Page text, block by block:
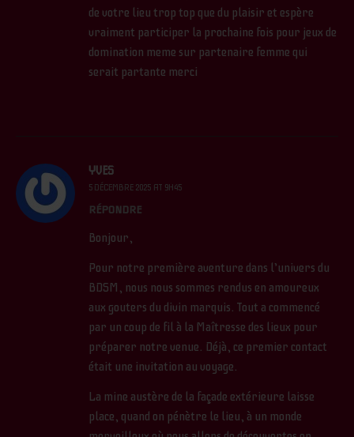
de votre lieu trop top que du plaisir et espère
vraiment participer la prochaine fois pour jeux de
domination meme sur partenaire femme qui
serait partante merci
YVES
5 DÉCEMBRE 2025 AT 9H45
RÉPONDRE
Bonjour,
Pour notre première aventure dans l’univers du
BDSM, nous nous sommes rendus en amoureux
aux gouters du divin marquis. Tout a commencé
par un coup de fil à la Maîtresse des lieux pour
préparer notre venue. Déjà, ce premier contact
était une invitation au voyage.
La mine austère de la façade extérieure laisse
place, quand on pénètre le lieu, à un monde